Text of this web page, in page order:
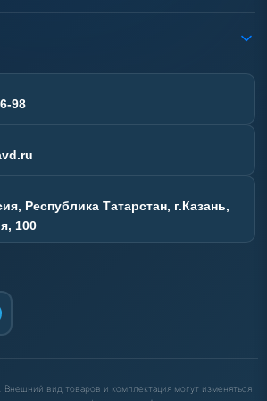
98
Республика Татарстан, г.Казань,
100
вид товаров и комплектация могут изменяться